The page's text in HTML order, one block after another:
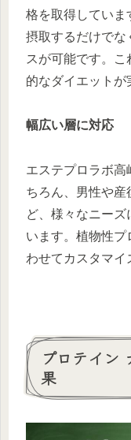
格を取得していま
摂取するだけでな
スが可能です。
的なダイエットが
幅広い層に対応
エステプロラボ高
ちろん、男性や産
ど、様々なニー
います。植物性プ
わせてカスタマイ
プロテイン
果